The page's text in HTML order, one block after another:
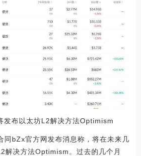
发布以太坊L2解决方法Optimism
同bZx官方网发布消息称，将在未来几
解决方法Optimism。过去的几个月